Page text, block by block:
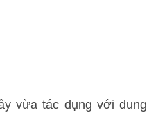
vừa tác dụng với dung